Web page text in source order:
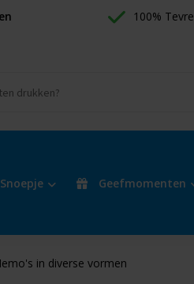
100%
Geefmomenten
in diverse vormen